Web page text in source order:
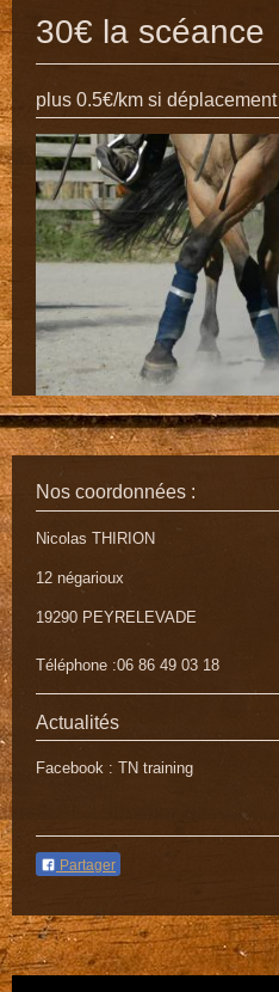
30€ la scéance
plus 0.5€/km si déplacement
Nos coordonnées :
Nicolas THIRION
12 négarioux
19290 PEYRELEVADE
Téléphone :06 86 49 03 18
Actualités
Facebook : TN training
Partager